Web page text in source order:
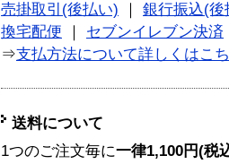
売掛取引(後払い)
銀行振込(後
換宅配便
セブンイレブン決済
⇒支払方法について詳しくはこ
送料について
1つのご注文毎に一律1,100円(税